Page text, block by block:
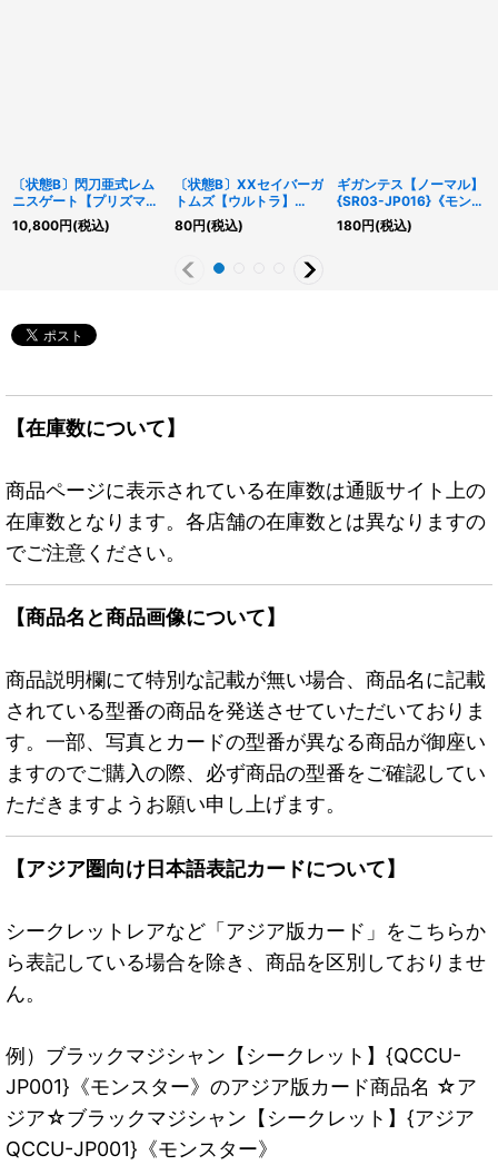
〔状態B〕閃刀亜式レム
ニスゲート【プリズマテ
ィックシークレット】
{DUAD-JP069}《魔
10,800円(税込)
〔状態B〕XXセイバーガ
トムズ【ウルトラ】
{ANPR-JP044}《シン
クロ》
80円(税込)
ギガンテス【ノーマル】
{SR03-JP016}《モンス
ター》
180円(税込)
【在庫数について】
商品ページに表示されている在庫数は通販サイト上の
在庫数となります。各店舗の在庫数とは異なりますの
でご注意ください。
【商品名と商品画像について】
商品説明欄にて特別な記載が無い場合、商品名に記載
されている型番の商品を発送させていただいておりま
す。一部、写真とカードの型番が異なる商品が御座い
ますのでご購入の際、必ず商品の型番をご確認してい
ただきますようお願い申し上げます。
【アジア圏向け日本語表記カードについて】
シークレットレアなど「アジア版カード」をこちらか
ら表記している場合を除き、商品を区別しておりませ
ん。
例）ブラックマジシャン【シークレット】{QCCU-
JP001}《モンスター》のアジア版カード商品名 ☆ア
ジア☆ブラックマジシャン【シークレット】{アジア
QCCU-JP001}《モンスター》